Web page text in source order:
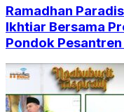
Ramadhan
Ikhtiar Bersama
Pondok